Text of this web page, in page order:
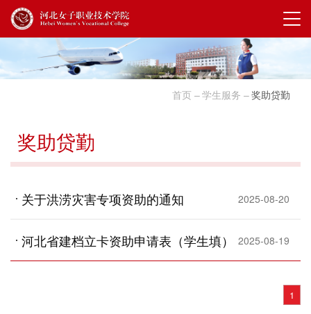
首页 学生服务 奖助贷勤
奖助贷勤
2025-08-20
关于洪涝灾害专项资助的通知
2025-08-19
河北省建档立卡资助申请表（学生填）
1